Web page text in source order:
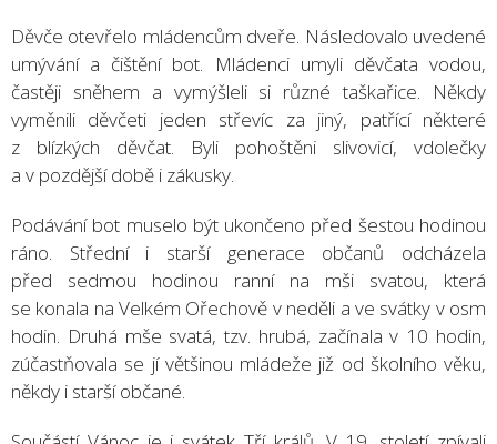
Děvče otevřelo mládencům dveře. Následovalo uvedené
umývání a čištění bot. Mládenci umyli děvčata vodou,
častěji sněhem a vymýšleli si různé taškařice. Někdy
vyměnili děvčeti jeden střevíc za jiný, patřící některé
z blízkých děvčat. Byli pohoštěni slivovicí, vdolečky
a v pozdější době i zákusky.
Podávání bot muselo být ukončeno před šestou hodinou
ráno. Střední i starší generace občanů odcházela
před sedmou hodinou ranní na mši svatou, která
se konala na Velkém Ořechově v neděli a ve svátky v osm
hodin. Druhá mše svatá, tzv. hrubá, začínala v 10 hodin,
zúčastňovala se jí většinou mládeže již od školního věku,
někdy i starší občané.